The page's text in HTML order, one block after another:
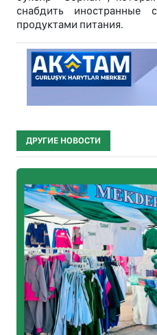
снабдить
продуктами питания.
ДРУГИЕ НОВОСТИ